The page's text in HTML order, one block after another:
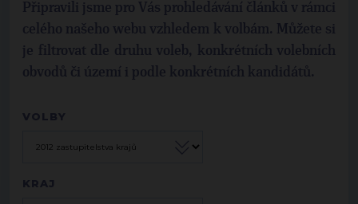
Připravili jsme pro Vás prohledávání článků v rámci
celého našeho webu vzhledem k volbám. Můžete si
je filtrovat dle druhu voleb, konkrétních volebních
obvodů či území i podle konkrétních kandidátů.
VOLBY
KRAJ